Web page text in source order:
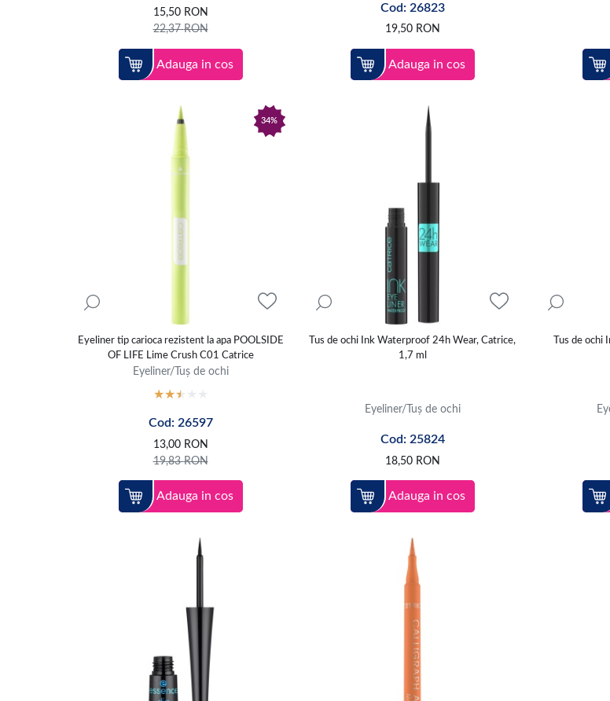
15,50 RON
22,37RON
Adauga in cos
Cod: 26823
19,50 RON
Adauga in cos
34%
Eyeliner tip carioca rezistent la apa POOLSIDE
OF LIFE Lime Crush C01 Catrice
Eyeliner/Tuș de ochi
Cod: 26597
13,00 RON
19,83RON
Adauga in cos
Tus de ochi Ink Waterproof 24h Wear, Catrice,
1,7 ml
Eyeliner/Tuș de ochi
Cod: 25824
18,50 RON
Adauga in cos
Tus de ochi